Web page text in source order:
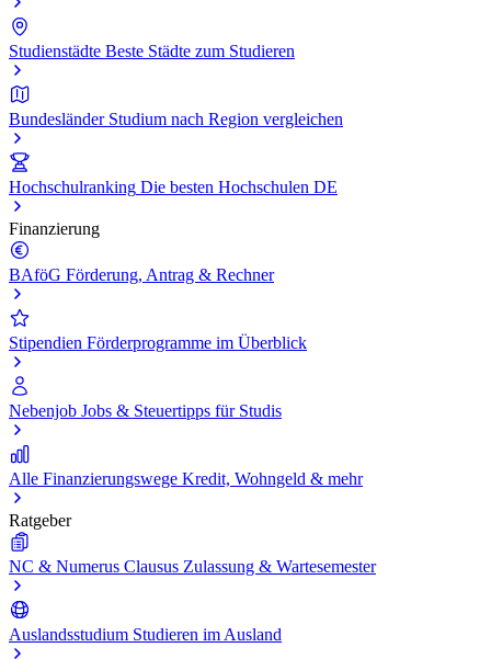
Studienstädte Beste Städte zum Studieren
Bundesländer Studium nach Region vergleichen
Hochschulranking Die besten Hochschulen DE
Finanzierung
BAföG Förderung, Antrag & Rechner
Stipendien Förderprogramme im Überblick
Nebenjob Jobs & Steuertipps für Studis
Alle Finanzierungswege Kredit, Wohngeld & mehr
Ratgeber
NC & Numerus Clausus Zulassung & Wartesemester
Auslandsstudium Studieren im Ausland